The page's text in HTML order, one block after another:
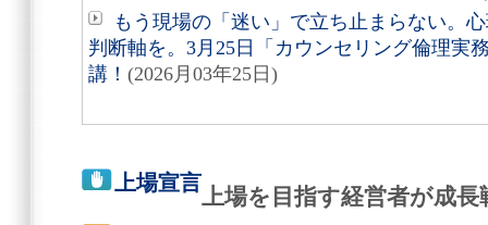
もう現場の「迷い」で立ち止まらない。
判断軸を。3月25日「カウンセリング倫理実
講！ (2026月03年25日)
上場宣言
上場を目指す経営者が成